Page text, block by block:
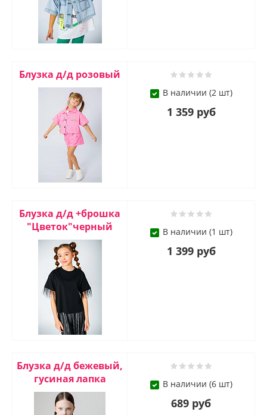
Блузка д/д розовый
В наличии (2 шт)
1 359 руб
Блузка д/д +брошка
"Цветок"черный
В наличии (1 шт)
1 399 руб
Блузка д/д бежевый,
гусиная лапка
В наличии (6 шт)
689 руб